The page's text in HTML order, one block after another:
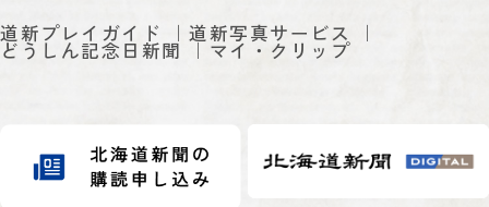
道新プレイガイド 道新写真サービス
どうしん記念日新聞 マイ・クリップ